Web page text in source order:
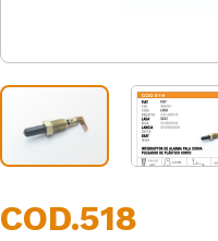
COD.518